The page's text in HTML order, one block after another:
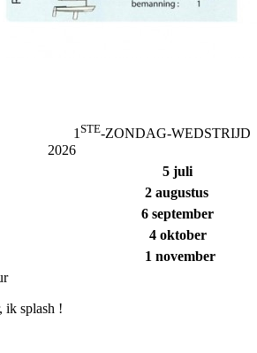
2026 1 STE-ZONDAG-WEDSTRIJD
2026
juli 5 juli
2 augustus
6 september
4 oktober
1 november
ik splash !